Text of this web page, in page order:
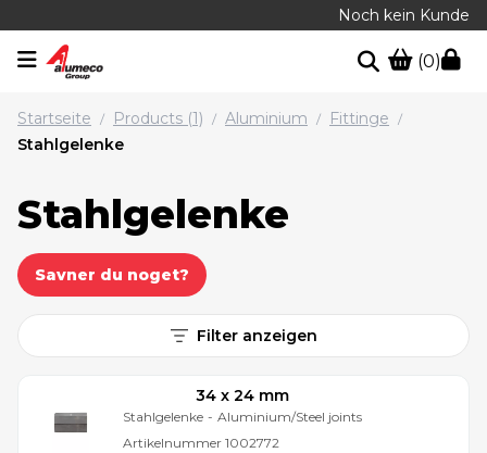
Noch kein Kunde
(0)
Startseite / Products (1) / Aluminium / Fittinge /
Stahlgelenke
Stahlgelenke
Savner du noget?
Filter anzeigen
34 x 24 mm
Stahlgelenke - Aluminium/Steel joints
Artikelnummer 1002772